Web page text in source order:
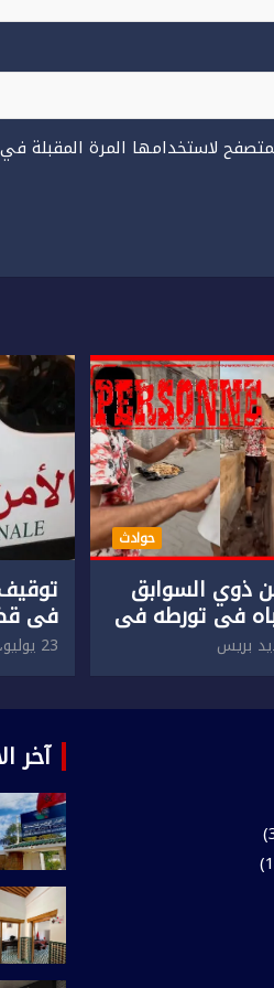
لاستخدامها المرة المقبلة
حوادث
السوابق
في تورطه في
جسدي بريس
في
23 يوليو، 2026
آخر